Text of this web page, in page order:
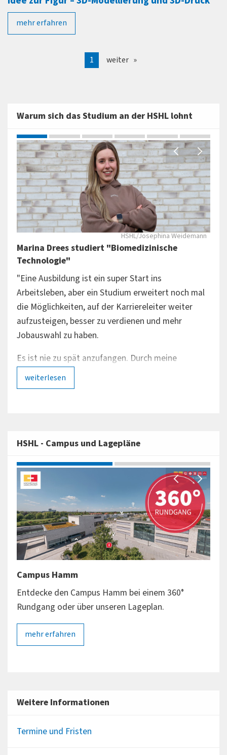
mehr erfahren
1 weiter
Warum sich das Studium an der HSHL lohnt
HSHL/Josephina Weidemann
Marina Drees studiert "Biomedizinische
Technologie"
"Eine Ausbildung ist ein super Start ins
Arbeitsleben, aber ein Studium erweitert noch mal
die Möglichkeiten, auf der Karriereleiter weiter
aufzusteigen, besser zu verdienen und mehr
Jobauswahl zu haben.
Es ist nie zu spät anzufangen. Durch meine
Erfahrungen im Berufsleben bringe ich Skills mit,
die mir beim Studienalltag helfen."
weiterlesen
HSHL - Campus und Lagepläne
Campus Hamm
Entdecke den Campus Hamm bei einem 360°
Rundgang oder über unseren Lageplan.
mehr erfahren
Weitere Informationen
Termine und Fristen